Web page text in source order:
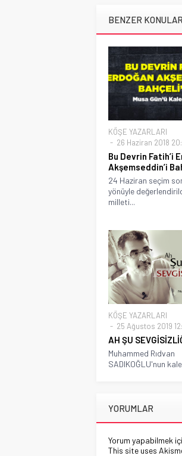
BENZER KONULAR
KÖŞE YAZARLARI
26 Haziran 2018
Bu Devrin Fatih’i
Akşemseddin’i
24 Haziran seçim
yönüyle
milleti...
KÖŞE YAZARLARI
25 Ağustos 2019
AH ŞU
Muhammed Rıdvan
SADIKOĞLU'nun
YORUMLAR
Yorum yapabilmek
This site uses